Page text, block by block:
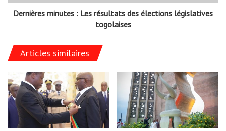
Dernières minutes : Les résultats des élections législatives
togolaises
Articles similaires